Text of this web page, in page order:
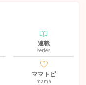
連載
series
ママトピ
mama